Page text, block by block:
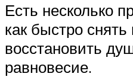
Есть несколько
как быстро
восстановить
равновесие.